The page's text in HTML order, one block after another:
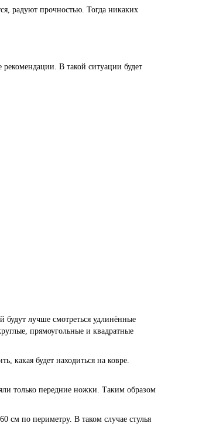
радуют прочностью. Тогда никаких
В такой ситуации будет
будут лучше смотреться удлинённые
прямоугольные и квадратные
какая будет находиться на ковре.
только передние ножки. Таким образом
см по периметру. В таком случае стулья